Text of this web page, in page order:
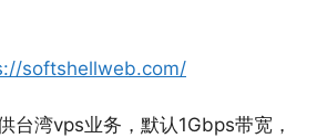
softshellweb.com/
台湾vps业务，默认1Gbps带宽，